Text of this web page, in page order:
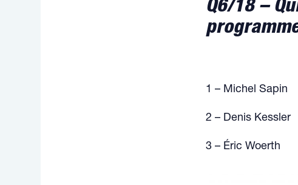
Q6/18 –
1 – Michel Sapin
2 – Denis Kessler
3 – Éric Woerth